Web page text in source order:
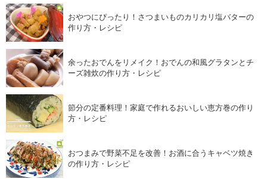
おやつにぴったり！さつまいものカリカリ塩バターの
作り方・レシピ
余ったおでんをリメイク！おでんの和風グラタンとチ
ーズ雑炊の作り方・レシピ
節分の定番料理！家庭で作れるおいしい恵方巻の作り
方・レシピ
おつまみで野菜不足を改善！お酒に合うキャベツ焼き
の作り方・レシピ